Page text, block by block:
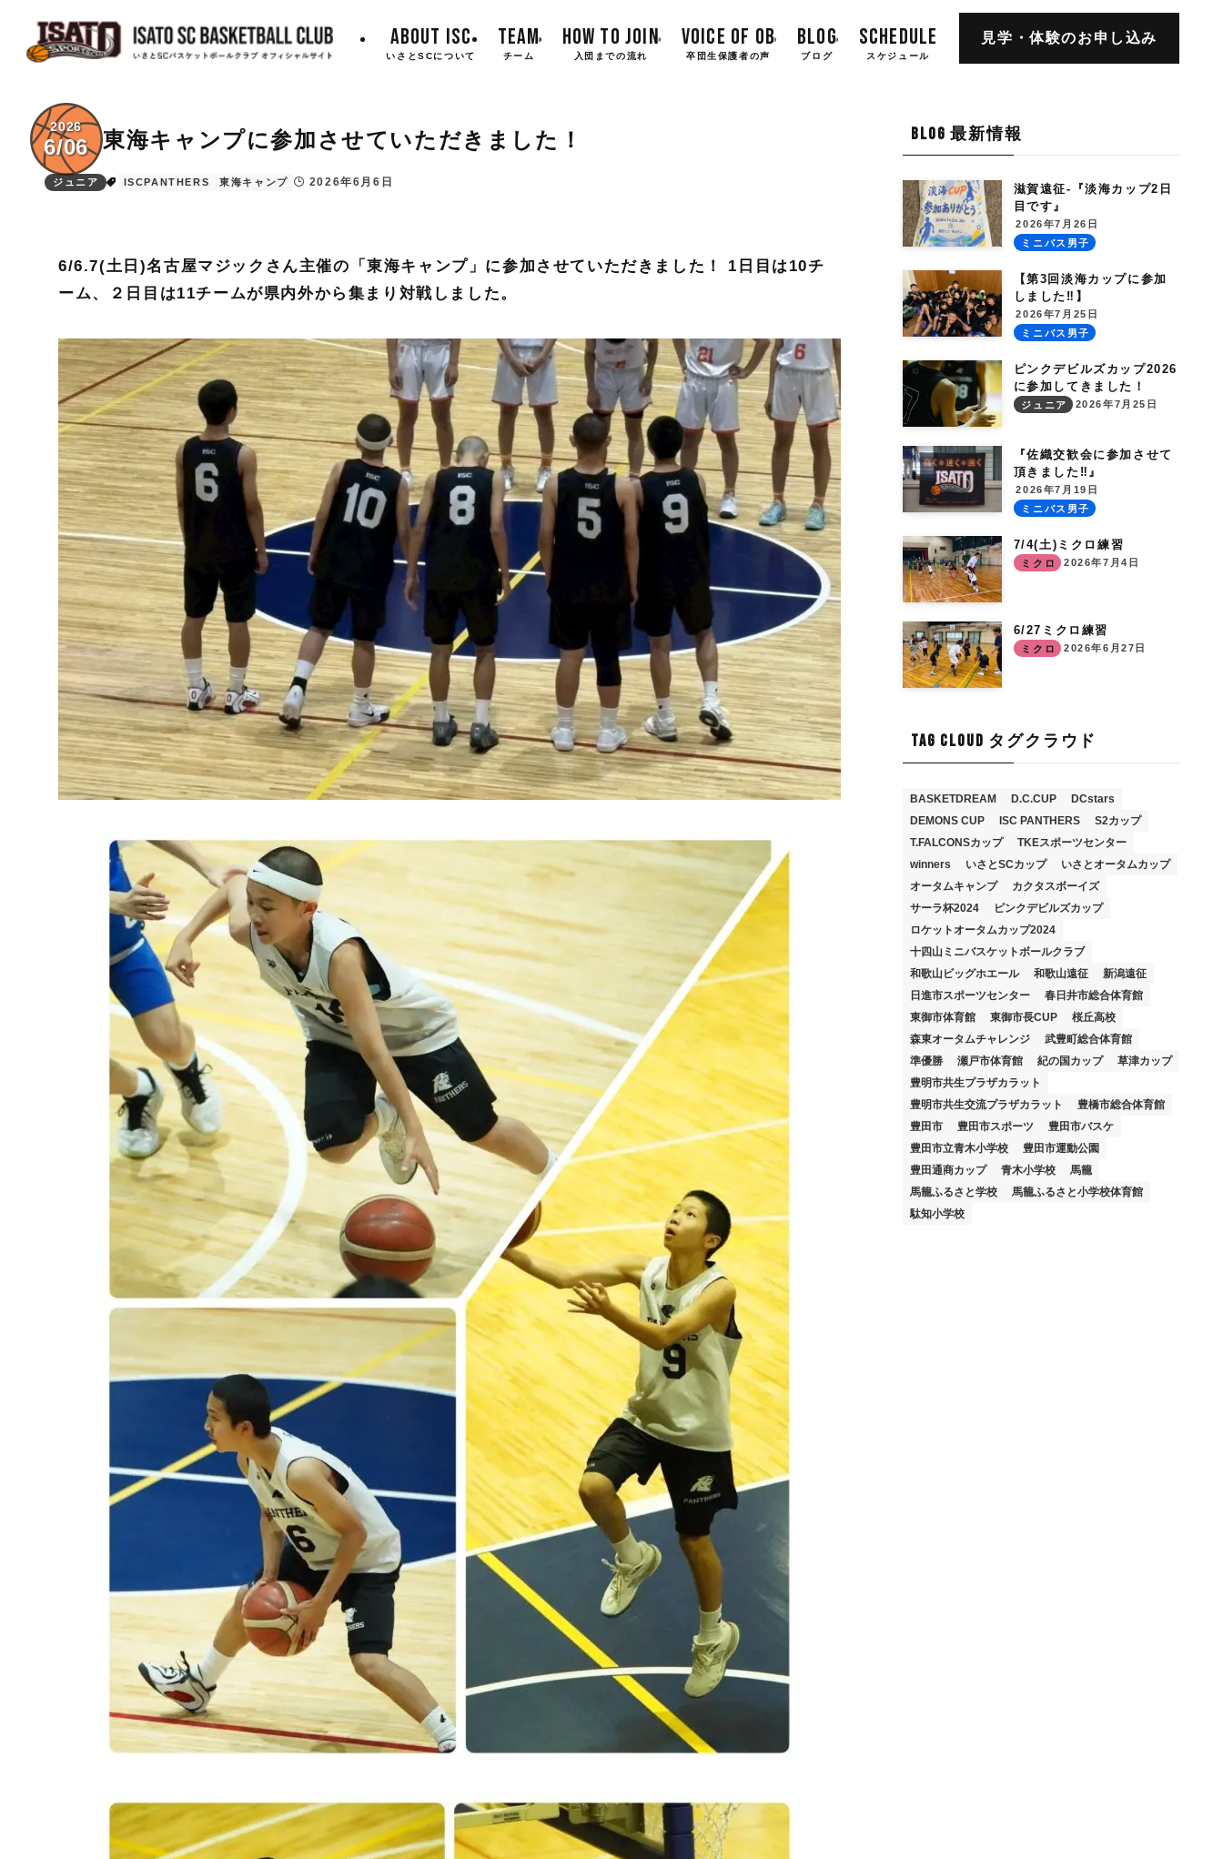
ABOUT ISC
いさとSCについて
TEAM
チーム
HOW TO JOIN
入団までの流れ
VOICE OF OB
卒団生保護者の声
BLOG
ブログ
SCHEDULE
スケジュール
見学・体験のお申し込み
東海キャンプに参加させていただきました！
2026
6/06
ジュニア ISCPANTHERS 東海キャンプ 2026年6月6日
6/6.7(土日)名古屋マジックさん主催の「東海キャンプ」に参加させていただきました！ 1日目は10チ
ーム、２日目は11チームが県内外から集まり対戦しました。
BLOG 最新情報
滋賀遠征-『淡海カップ2日
目です』
2026年7月26日
ミニバス男子
【第3回淡海カップに参加
しました‼︎】
2026年7月25日
ミニバス男子
ピンクデビルズカップ2026
に参加してきました！
2026年7月25日
ジュニア
『佐織交歓会に参加させて
頂きました‼︎』
2026年7月19日
ミニバス男子
7/4(土)ミクロ練習
2026年7月4日
ミクロ
6/27ミクロ練習
2026年6月27日
ミクロ
TAG CLOUD タグクラウド
BASKETDREAM D.C.CUP
DCstars
DEMONS CUP
ISC PANTHERS
S2カップ
T.FALCONSカップ
TKEスポーツセンター
winners
いさとSCカップ
いさとオータムカップ
オータムキャンプ
カクタスボーイズ
サーラ杯2024
ピンクデビルズカップ
ロケットオータムカップ2024
十四山ミニバスケットボールクラブ
和歌山ビッグホエール
和歌山遠征
新潟遠征
日進市スポーツセンター
春日井市総合体育館
東御市体育館
東御市長CUP
桜丘高校
森東オータムチャレンジ
武豊町総合体育館
準優勝
瀬戸市体育館 紀の国カップ
草津カップ
豊明市共生プラザカラット
豊明市共生交流プラザカラット
豊橋市総合体育館
豊田市
豊田市スポーツ
豊田市バスケ
豊田市立青木小学校
豊田市運動公園
豊田通商カップ
青木小学校
馬籠
馬籠ふるさと学校
馬籠ふるさと小学校体育館
駄知小学校